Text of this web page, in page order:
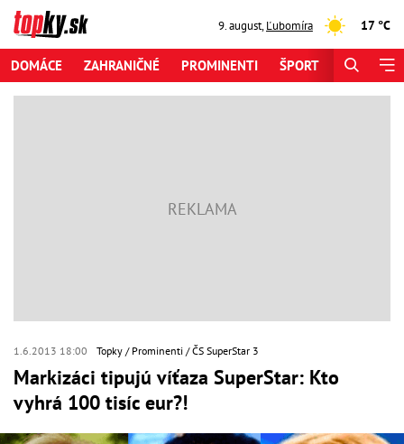
9. august,Ľubomíra 17 °C
DOMÁCE ZAHRANIČNÉ PROMINENTI ŠPORT
1.6.2013 18:00 Topky Prominenti ČS SuperStar 3
Markizáci tipujú víťaza SuperStar: Kto
vyhrá 100 tisíc eur?!